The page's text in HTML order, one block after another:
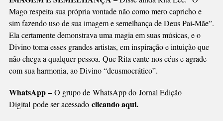
Mago respeita sua própria vontade não como mero capricho e
sim fazendo uso de sua imagem e semelhança de Deus Pai-Mãe”.
Ela certamente demonstrava uma magia em suas músicas, e o
Divino toma esses grandes artistas, em inspiração e intuição que
não chega a qualquer pessoa. Que Rita cante nos céus e agrade
com sua harmonia, ao Divino “deusmocrático”.
WhatsApp – O grupo de WhatsApp do Jornal Edição
Digital pode ser acessado clicando aqui.